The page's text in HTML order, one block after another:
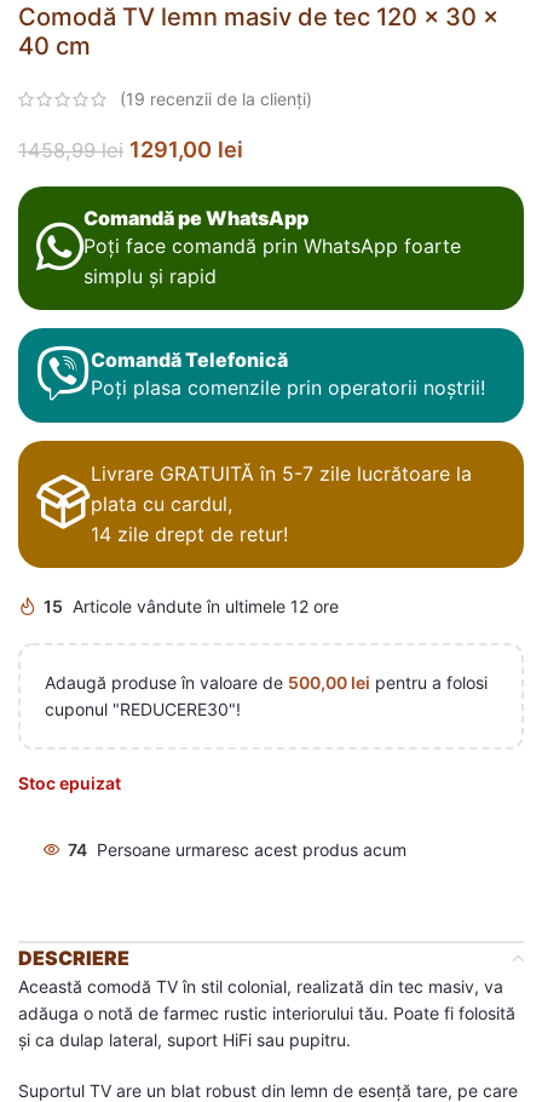
Comodă TV lemn masiv de tec 120 x 30 x
40 cm
(19 recenzii de la clienți)
1458,99lei 1291,00 lei
Comandă pe WhatsApp
Poți face comandă prin WhatsApp foarte
simplu și rapid
Comandă Telefonică
Poți plasa comenzile prin operatorii noștrii!
Livrare GRATUITĂ în 5-7 zile lucrătoare la
plata cu cardul,
14 zile drept de retur!
15 Articole vândute în ultimele 12 ore
Adaugă produse în valoare de 500,00 lei pentru a folosi
cuponul "REDUCERE30"!
Stoc epuizat
74 Persoane urmaresc acest produs acum
DESCRIERE
Această comodă TV în stil colonial, realizată din tec masiv, va
adăuga o notă de farmec rustic interiorului tău. Poate fi folosită
și ca dulap lateral, suport HiFi sau pupitru.
Suportul TV are un blat robust din lemn de esență tare, pe care